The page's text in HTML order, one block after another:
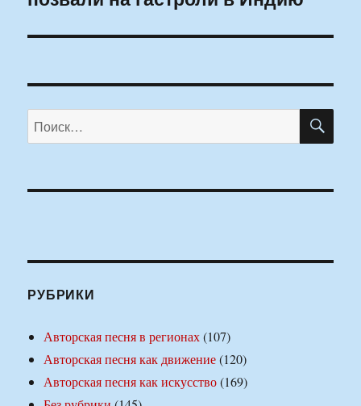
Искать:
РУБРИКИ
Авторская песня в регионах(107)
Авторская песня как движение(120)
Авторская песня как искусство(169)